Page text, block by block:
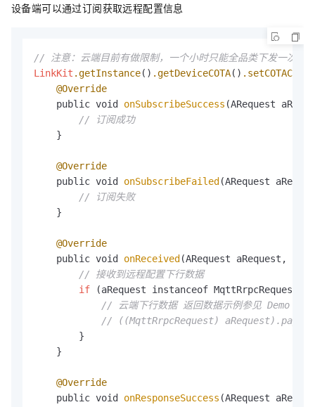
设备端可以通过订阅获取远程配置信息
// 注意：云端目前有做限制，一个小时只能全品类下发一次
LinkKit .getInstance() .getDeviceCOTA()
@Override
    public void
onSubscribeSuccess (ARequest
// 订阅成功
    }
@Override
    public void
onSubscribeFailed (ARequest
// 订阅失败
    }
@Override
    public void
onReceived (ARequest aRequest,
// 接收到远程配置下行数据
if (aRequest instanceof MqttRrpcRequest){
// 云端下行数据 返回数据示例参见 Demo
// ((MqttRrpcRequest)
        }
    }
@Override
    public void
onResponseSuccess (ARequest